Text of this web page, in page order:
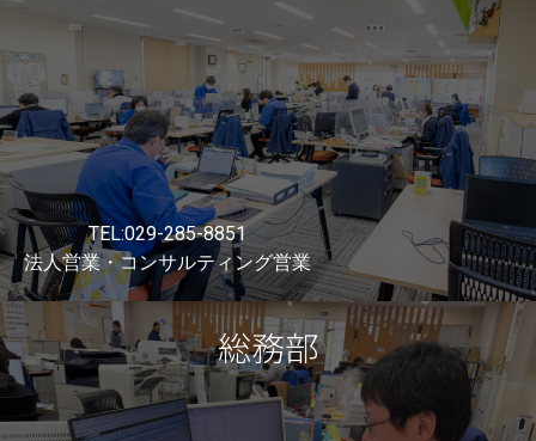
TEL:029-285-8851
法人営業・コンサルティング営業
営業部 総務部